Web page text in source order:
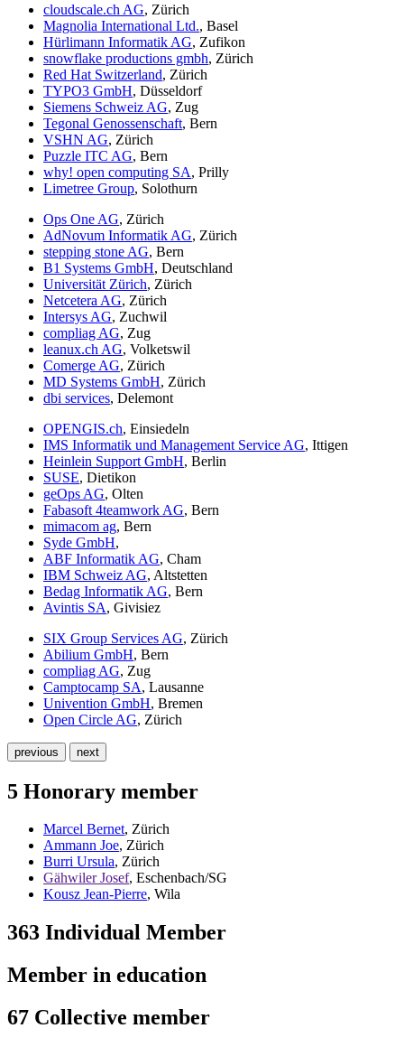
cloudscale.ch AG, Zürich
Magnolia International Ltd., Basel
Hürlimann Informatik AG, Zufikon
snowflake productions gmbh, Zürich
Red Hat Switzerland, Zürich
TYPO3 GmbH, Düsseldorf
Siemens Schweiz AG, Zug
Tegonal Genossenschaft, Bern
VSHN AG, Zürich
Puzzle ITC AG, Bern
why! open computing SA, Prilly
Limetree Group, Solothurn
Ops One AG, Zürich
AdNovum Informatik AG, Zürich
stepping stone AG, Bern
B1 Systems GmbH, Deutschland
Universität Zürich, Zürich
Netcetera AG, Zürich
Intersys AG, Zuchwil
compliag AG, Zug
leanux.ch AG, Volketswil
Comerge AG, Zürich
MD Systems GmbH, Zürich
dbi services, Delemont
OPENGIS.ch, Einsiedeln
IMS Informatik und Management Service AG, Ittigen
Heinlein Support GmbH, Berlin
SUSE, Dietikon
geOps AG, Olten
Fabasoft 4teamwork AG, Bern
mimacom ag, Bern
Syde GmbH,
ABF Informatik AG, Cham
IBM Schweiz AG, Altstetten
Bedag Informatik AG, Bern
Avintis SA, Givisiez
SIX Group Services AG, Zürich
Abilium GmbH, Bern
compliag AG, Zug
Camptocamp SA, Lausanne
Univention GmbH, Bremen
Open Circle AG, Zürich
previous next
5 Honorary member
Marcel Bernet, Zürich
Ammann Joe, Zürich
Burri Ursula, Zürich
Gähwiler Josef, Eschenbach/SG
Kousz Jean-Pierre, Wila
363 Individual Member
Member in education
67 Collective member